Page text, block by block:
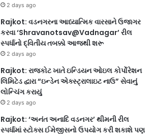
2 days ago
Rajkot: વડનગરના આધ્યાત્મિક વારસાને ઉજાગર
કરવા ‘Shravanotsav@Vadnagar’ રીલ
સ્પર્ધાનો દ્વિતીય તબક્કો આજથી શરૂ
2 days ago
Rajkot: રાજકોટ ખાતે ઇન્ડિયન ઓઇલ કોર્પોરેશન
લિમિટેડ દ્વારા “ઇન્ડેન એક્સ્ટ્રાલાઇટ નાઉ” સેવાનું
લોન્ચિંગ કરાયું
2 days ago
Rajkot: ‘અનંત અનાદિ વડનગર’ થીમની રીલ
સ્પર્ધામાં સ્ટોક્સ ઈમેજીસનો ઉપયોગ કરી શકાશે પણ